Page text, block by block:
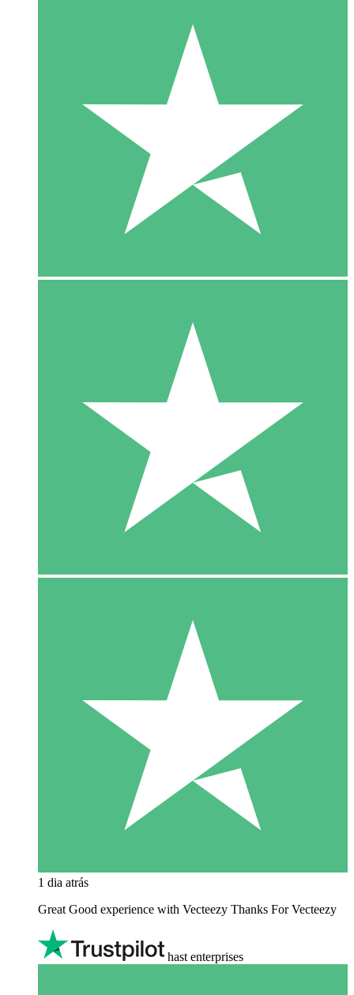
1 dia atrás
Great Good experience with Vecteezy Thanks For Vecteezy
hast enterprises